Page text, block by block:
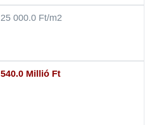
25 000.0 Ft/m2
540.0 Millió Ft